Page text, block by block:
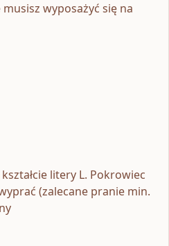
wyposażyć się na
litery L. Pokrowiec
(zalecane pranie min.